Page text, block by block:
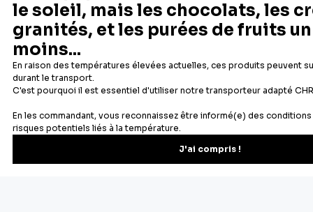
Depuis 1932
Fabricant français reconnu
Livraison rapide 24/48h
Offerte dès 69 € en point
Newsletter
Recevez les recettes, astuces et offres spéciales.